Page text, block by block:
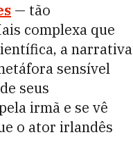
— tão
complexa que
a narrativa
sensível
seus
irmã e se vê
o ator irlandês